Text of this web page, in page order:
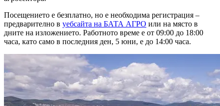
Посещението е безплатно, но е необходима регистрация –
предварително в уебсайта на БАТА АГРО или на място в
дните на изложението. Работното време е от 09:00 до 18:00
часа, като само в последния ден, 5 юни, е до 14:00 часа.